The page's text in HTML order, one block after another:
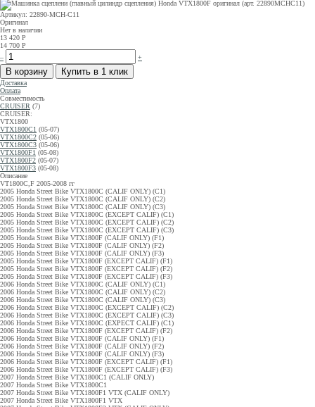
Артикул: 22890-MCH-C11
Оригинал
Нет в наличии
13 420 Р
14 700 Р
–
+
Доставка
Оплата
Совместимость
CRUISER (7)
CRUISER:
VTX1800
VTX1800C1 (05-07)
VTX1800C2 (05-06)
VTX1800C3 (05-06)
VTX1800F1 (05-08)
VTX1800F2 (05-07)
VTX1800F3 (05-08)
Описание
VT1800C,F 2005-2008 гг
2005 Honda Street Bike VTX1800C (CALIF ONLY) (C1)
2005 Honda Street Bike VTX1800C (CALIF ONLY) (C2)
2005 Honda Street Bike VTX1800C (CALIF ONLY) (C3)
2005 Honda Street Bike VTX1800C (EXCEPT CALIF) (C1)
2005 Honda Street Bike VTX1800C (EXCEPT CALIF) (C2)
2005 Honda Street Bike VTX1800C (EXCEPT CALIF) (C3)
2005 Honda Street Bike VTX1800F (CALIF ONLY) (F1)
2005 Honda Street Bike VTX1800F (CALIF ONLY) (F2)
2005 Honda Street Bike VTX1800F (CALIF ONLY) (F3)
2005 Honda Street Bike VTX1800F (EXCEPT CALIF) (F1)
2005 Honda Street Bike VTX1800F (EXCEPT CALIF) (F2)
2005 Honda Street Bike VTX1800F (EXCEPT CALIF) (F3)
2006 Honda Street Bike VTX1800C (CALIF ONLY) (C1)
2006 Honda Street Bike VTX1800C (CALIF ONLY) (C2)
2006 Honda Street Bike VTX1800C (CALIF ONLY) (C3)
2006 Honda Street Bike VTX1800C (EXCEPT CALIF) (C2)
2006 Honda Street Bike VTX1800C (EXCEPT CALIF) (C3)
2006 Honda Street Bike VTX1800C (EXPECT CALIF) (C1)
2006 Honda Street Bike VTX1800F (EXCEPT CALIF) (F2)
2006 Honda Street Bike VTX1800F (CALIF ONLY) (F1)
2006 Honda Street Bike VTX1800F (CALIF ONLY) (F2)
2006 Honda Street Bike VTX1800F (CALIF ONLY) (F3)
2006 Honda Street Bike VTX1800F (EXCEPT CALIF) (F1)
2006 Honda Street Bike VTX1800F (EXCEPT CALIF) (F3)
2007 Honda Street Bike VTX1800C1 (CALIF ONLY)
2007 Honda Street Bike VTX1800C1
2007 Honda Street Bike VTX1800F1 VTX (CALIF ONLY)
2007 Honda Street Bike VTX1800F1 VTX